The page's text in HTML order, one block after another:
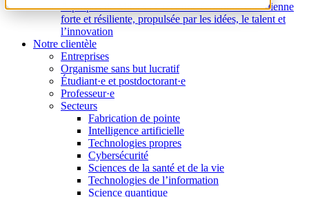
À propos de Mitacs : Créer une économie canadienne
forte et résiliente, propulsée par les idées, le talent et
l’innovation
Notre clientèle
Entreprises
Organisme sans but lucratif
Étudiant·e et postdoctorant·e
Professeur·e
Secteurs
Fabrication de pointe
Intelligence artificielle
Technologies propres
Cybersécurité
Sciences de la santé et de la vie
Technologies de l’information
Science quantique